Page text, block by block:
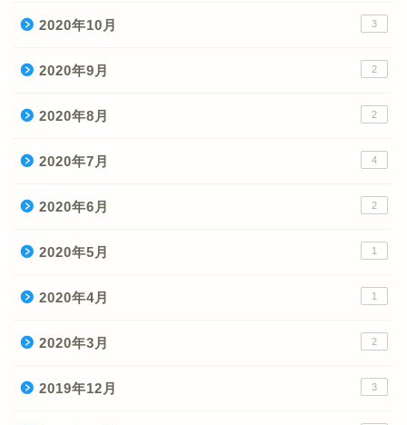
2020年10月 3
2020年9月 2
2020年8月 2
2020年7月 4
2020年6月 2
2020年5月 1
2020年4月 1
2020年3月 2
2019年12月 3